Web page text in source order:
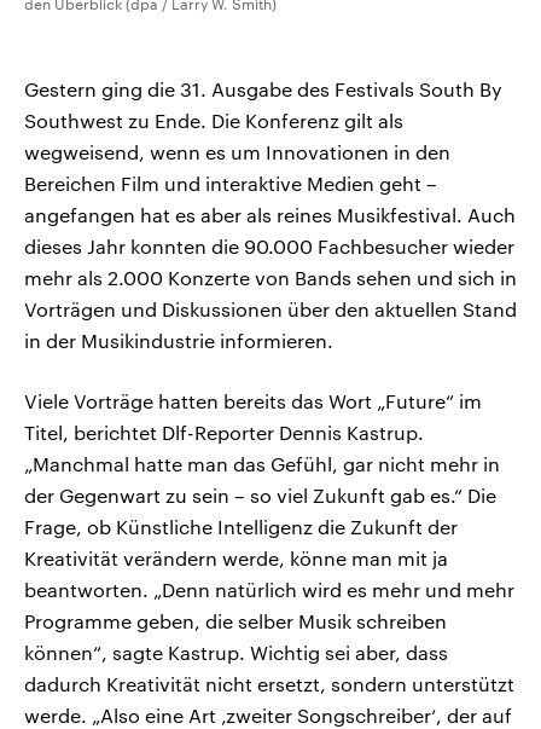
den Überblick (dpa / Larry W. Smith)
Gestern ging die 31. Ausgabe des Festivals South By
Southwest zu Ende. Die Konferenz gilt als
wegweisend, wenn es um Innovationen in den
Bereichen Film und interaktive Medien geht –
angefangen hat es aber als reines Musikfestival. Auch
dieses Jahr konnten die 90.000 Fachbesucher wieder
mehr als 2.000 Konzerte von Bands sehen und sich in
Vorträgen und Diskussionen über den aktuellen Stand
in der Musikindustrie informieren.
Viele Vorträge hatten bereits das Wort „Future“ im
Titel, berichtet Dlf-Reporter Dennis Kastrup.
„Manchmal hatte man das Gefühl, gar nicht mehr in
der Gegenwart zu sein – so viel Zukunft gab es.“ Die
Frage, ob Künstliche Intelligenz die Zukunft der
Kreativität verändern werde, könne man mit ja
beantworten. „Denn natürlich wird es mehr und mehr
Programme geben, die selber Musik schreiben
können“, sagte Kastrup. Wichtig sei aber, dass
dadurch Kreativität nicht ersetzt, sondern unterstützt
werde. „Also eine Art ‚zweiter Songschreiber‘, der auf